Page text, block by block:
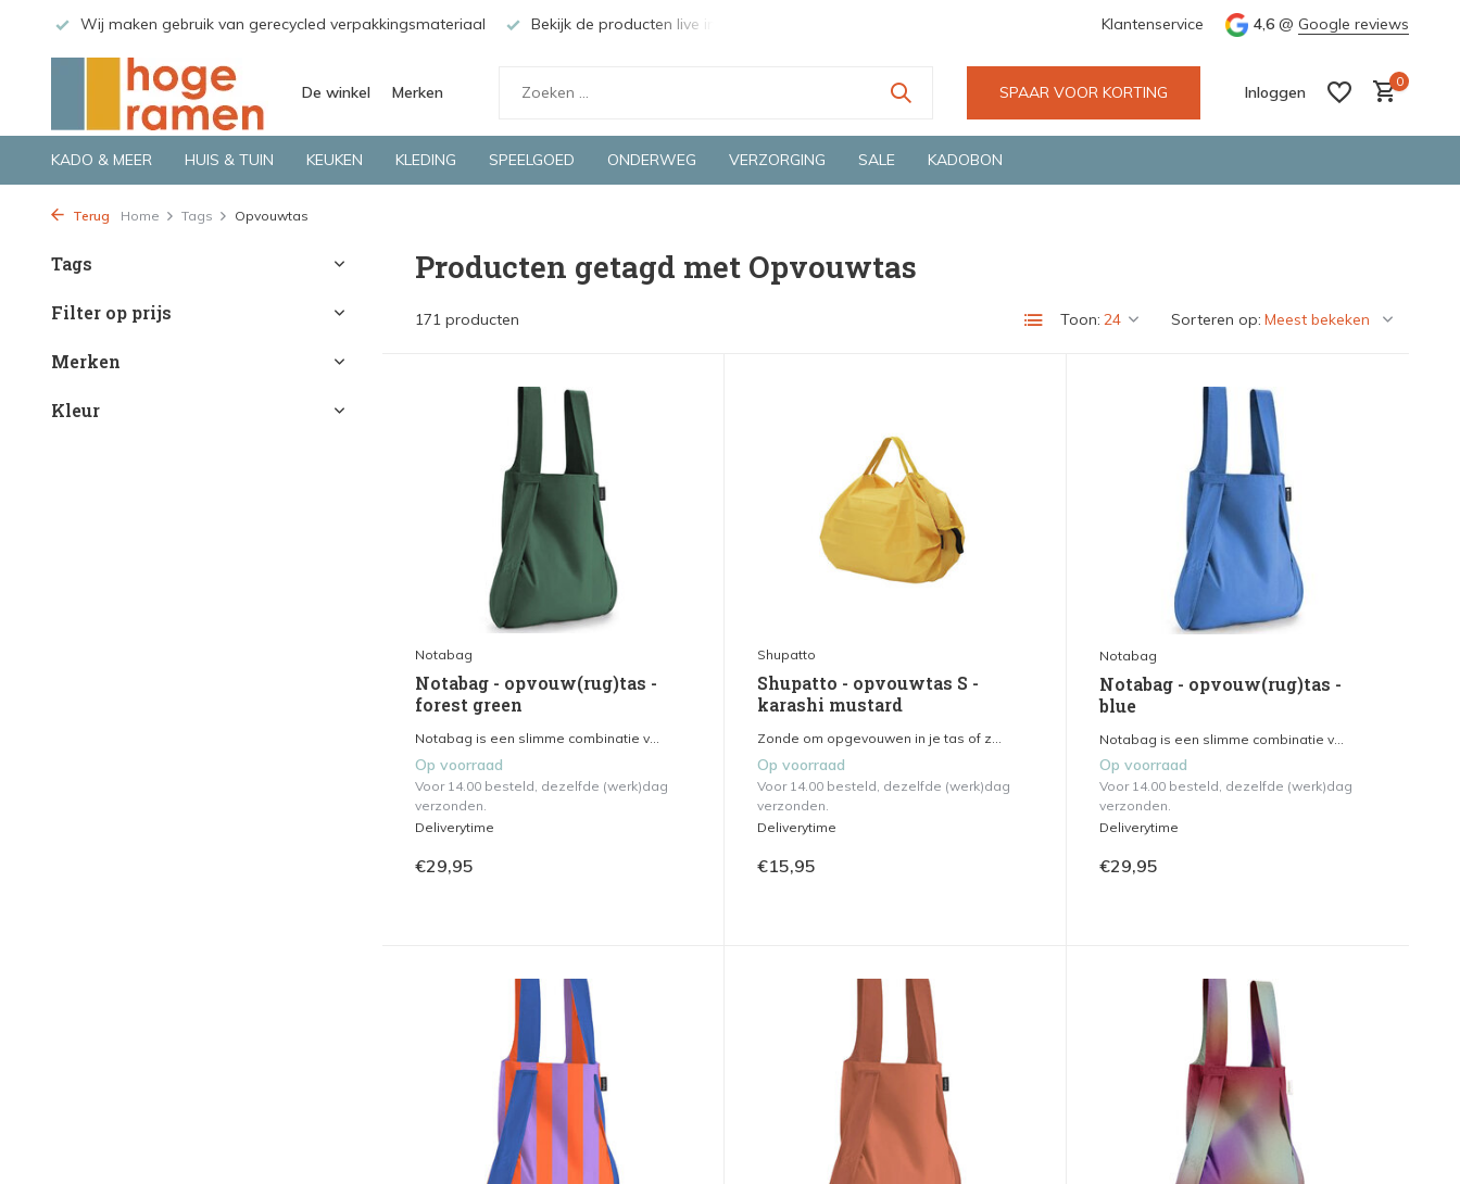
Bekijk de producten live in onze winkel in Deventer Groene en snelle bezorging door o.a. Fietskoerier en GLS. Wij maken gebruik van gerecycled verpakkingsmateriaal
Klantenservice 4,6 @ Google reviews
De winkel Merken SPAAR VOOR KORTING Inloggen
0
KADO & MEER HUIS & TUIN KEUKEN KLEDING SPEELGOED ONDERWEG VERZORGING SALE KADOBON
Terug Home Tags Opvouwtas
Tags
Filter op prijs
Merken
Kleur
Producten getagd met Opvouwtas
171 producten Toon: Sorteren op:
Notabag
Notabag - opvouw(rug)tas -
forest green
Notabag is een slimme combinatie v...
Op voorraad
Voor 14.00 besteld, dezelfde (werk)dag
verzonden.
Deliverytime
€29,95
Shupatto
Shupatto - opvouwtas S -
karashi mustard
Zonde om opgevouwen in je tas of z...
Op voorraad
Voor 14.00 besteld, dezelfde (werk)dag
verzonden.
Deliverytime
€15,95
Notabag
Notabag - opvouw(rug)tas -
blue
Notabag is een slimme combinatie v...
Op voorraad
Voor 14.00 besteld, dezelfde (werk)dag
verzonden.
Deliverytime
€29,95